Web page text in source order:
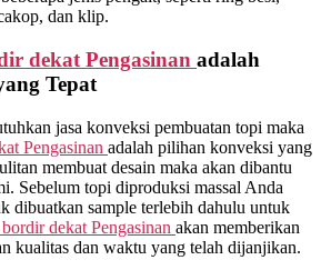
dan klip.
dekat Pengasinan adalah
Tepat
jasa konveksi pembuatan topi maka
Pengasinan adalah pilihan konveksi yang
membuat desain maka akan dibantu
Sebelum topi diproduksi massal Anda
dibuatkan sample terlebih dahulu untuk
dekat Pengasinan akan memberikan
kualitas dan waktu yang telah dijanjikan.